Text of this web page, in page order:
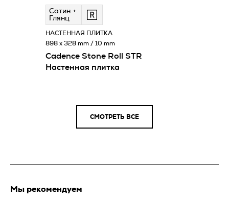
Сатин +
Глянц
Cadence Stone Roll STR
Настенная плитка
НАСТЕННАЯ ПЛИТКА
898 x 328 mm / 10 mm
СМОТРЕТЬ ВСЕ
Мы рекомендуем